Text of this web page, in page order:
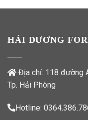
HẢI DƯƠNG
Địa chỉ: 118 đường
Tp. Hải Phòng
Hotline: